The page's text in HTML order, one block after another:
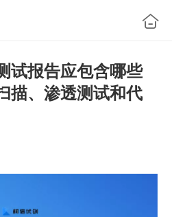
试报告应包含哪些
描、渗透测试和代